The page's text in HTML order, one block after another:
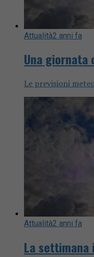
Attualità2 anni fa
Una giornata
Le previsioni
Attualità2 anni fa
La